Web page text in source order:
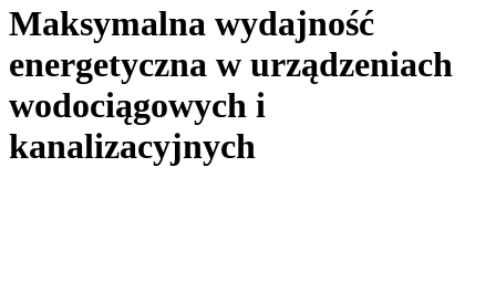
Maksymalna wydajność
energetyczna w urządzeniach
wodociągowych i
kanalizacyjnych